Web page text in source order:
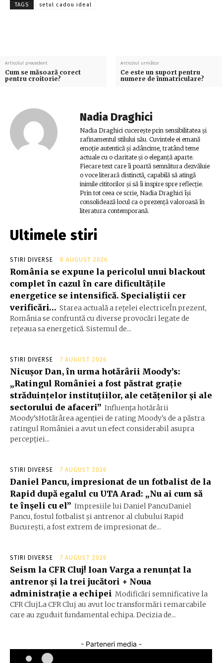
TAGS setul cadou ideal
Articolul precedent
Cum se măsoară corect
pentru croitorie?
Articolul următor
Ce este un suport pentru
numere de înmatriculare?
Nadia Draghici
Nadia Draghici cucerește prin sensibilitatea și
rafinamentul stilului său. Cuvintele ei emană
emoție autentică și adâncime, tratând teme
actuale cu o claritate și o eleganță aparte.
Fiecare text care îi poartă semnătura dezvăluie
o voce literară distinctă, capabilă să atingă
inimile cititorilor și să îi inspire spre reflecție.
Prin tot ceea ce scrie, Nadia Draghici își
consolidează locul ca o prezență valoroasă în
literatura contemporană.
Ultimele stiri
STIRI DIVERSE 8 AUGUST 2026
România se expune la pericolul unui blackout
complet în cazul în care dificultățile
energetice se intensifică. Specialiștii cer
verificări… Starea actuală a rețelei electriceÎn prezent,
România se confruntă cu diverse provocări legate de
rețeaua sa energetică. Sistemul de...
STIRI DIVERSE 7 AUGUST 2026
Nicușor Dan, în urma hotărârii Moody’s:
„Ratingul României a fost păstrat grație
străduințelor instituțiilor, ale cetățenilor și ale
sectorului de afaceri” Influența hotărârii
Moody’sHotărârea agenției de rating Moody's de a păstra
ratingul României a avut un efect considerabil asupra
percepției...
STIRI DIVERSE 7 AUGUST 2026
Daniel Pancu, impresionat de un fotbalist de la
Rapid după egalul cu UTA Arad: „Nu ai cum să
te înșeli cu el” Impresiile lui Daniel PancuDaniel
Pancu, fostul fotbalist și antrenor al clubului Rapid
București, a fost extrem de impresionat de...
STIRI DIVERSE 7 AUGUST 2026
Seism la CFR Cluj! Ioan Varga a renunțat la
antrenor și la trei jucători + Noua
administrație a echipei Modificări semnificative la
CFR ClujLa CFR Cluj au avut loc transformări remarcabile
care au zguduit fundamental echipa. Decizia de...
- Parteneri media -